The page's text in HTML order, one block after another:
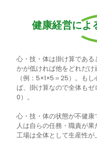
健康経営によ
心・技・体は掛け算であ
かが低ければ他をどれだ
（例：5×1×5＝25）。も
ば、掛け算なので全体も
0）。
心・技・体の状態が不健
人は自らの任務・職責が果
工場は全体として生産性が